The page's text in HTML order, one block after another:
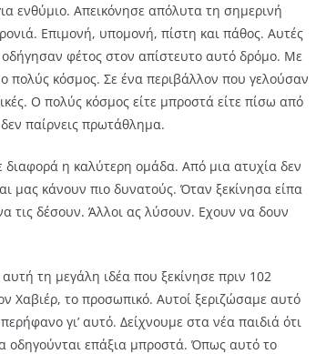
ενθύμιο. Απεικόνησε απόλυτα τη σημερινή
Επιμονή, υπομονή, πίστη και πάθος. Αυτές
φέτος στον απίστευτο αυτό δρόμο. Με
πολύς κόσμος. Σε ένα περιβάλλον που γελούσαν
Ο πολύς κόσμος είτε μπροστά είτε πίσω από
παίρνεις πρωτάθλημα.
διαφορά η καλύτερη ομάδα. Από μια ατυχία δεν
μας κάνουν πιο δυνατούς. Όταν ξεκίνησα είπα
τις δέσουν. Άλλοι ας λύσουν. Εχουν να δουν
τη μεγάλη ιδέα που ξεκίνησε πριν 102
Χαβιέρ, το προσωπικό. Αυτοί ξεριζώσαμε αυτό
γι’ αυτό. Δείχνουμε στα νέα παιδιά ότι
οδηγούνται επάξια μπροστά. Όπως αυτό το